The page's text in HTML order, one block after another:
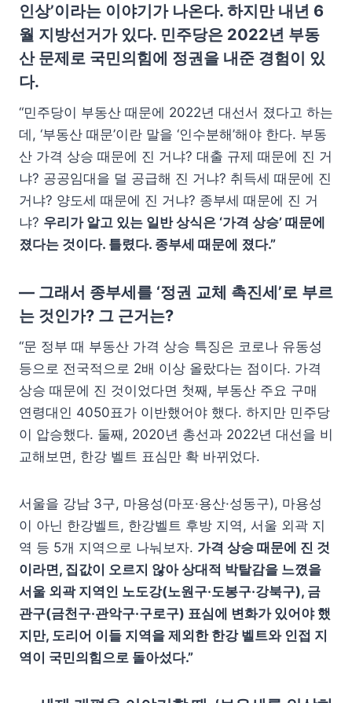
인상’이라는 이야기가 나온다. 하지만 내년 6
월 지방선거가 있다. 민주당은 2022년 부동
산 문제로 국민의힘에 정권을 내준 경험이 있
다.
“민주당이 부동산 때문에 2022년 대선서 졌다고 하는
데, ‘부동산 때문’이란 말을 ‘인수분해’해야 한다. 부동
산 가격 상승 때문에 진 거냐? 대출 규제 때문에 진 거
냐? 공공임대을 덜 공급해 진 거냐? 취득세 때문에 진
거냐? 양도세 때문에 진 거냐? 종부세 때문에 진 거
냐? 우리가 알고 있는 일반 상식은 ‘가격 상승’ 때문에
졌다는 것이다. 틀렸다. 종부세 때문에 졌다.”
— 그래서 종부세를 ‘정권 교체 촉진세’로 부르
는 것인가? 그 근거는?
“문 정부 때 부동산 가격 상승 특징은 코로나 유동성
등으로 전국적으로 2배 이상 올랐다는 점이다. 가격
상승 때문에 진 것이었다면 첫째, 부동산 주요 구매
연령대인 4050표가 이반했어야 했다. 하지만 민주당
이 압승했다. 둘째, 2020년 총선과 2022년 대선을 비
교해보면, 한강 벨트 표심만 확 바뀌었다.
서울을 강남 3구, 마용성(마포·용산·성동구), 마용성
이 아닌 한강벨트, 한강벨트 후방 지역, 서울 외곽 지
역 등 5개 지역으로 나눠보자. 가격 상승 때문에 진 것
이라면, 집값이 오르지 않아 상대적 박탈감을 느꼈을
서울 외곽 지역인 노도강(노원구·도봉구·강북구), 금
관구(금천구·관악구·구로구) 표심에 변화가 있어야 했
지만, 도리어 이들 지역을 제외한 한강 벨트와 인접 지
역이 국민의힘으로 돌아섰다.”